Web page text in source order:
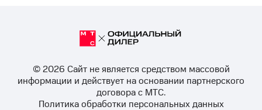
© 2026 Cайт не является средством массовой
информации и действует на основании партнерского
договора с МТС.
Политика обработки персональных данных